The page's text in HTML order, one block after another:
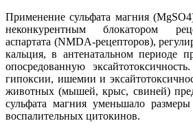
Применение сульфата магния
неконкурентным блокатором
аспартата (NMDA-рецепторов),
кальция, в антенатальном периоде
опосредованную
гипоксии, ишемии и
животных (мышей, крыс, свиней)
сульфата магния уменьшало
воспалительных цитокинов.